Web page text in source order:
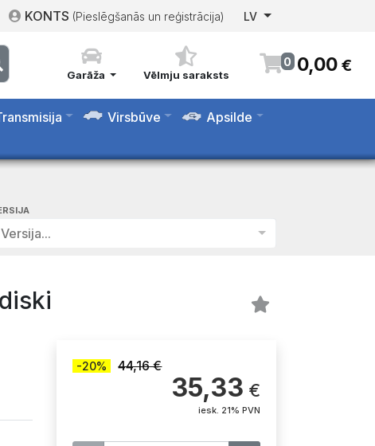
KONTS (Pieslēgšanās un reģistrācija) LV
Garāža Vēlmju saraksts
0 0,00 €
Virsbūve
Apsilde
Versija...
-20% 44,16 €
35,33 €
iesk. 21% PVN